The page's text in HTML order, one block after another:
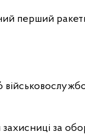
перший
за